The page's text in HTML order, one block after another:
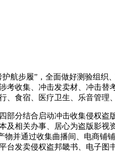
步履”，全面做好测验组织
考收集、冲击发卖材、冲击
食宿、医疗卫生、乐音管理
结合启动冲击收集侵权盗版
及相关办事、居心为盗版影
物并通过收集曲播间、电商
台发卖侵权盗邦畿书、电子